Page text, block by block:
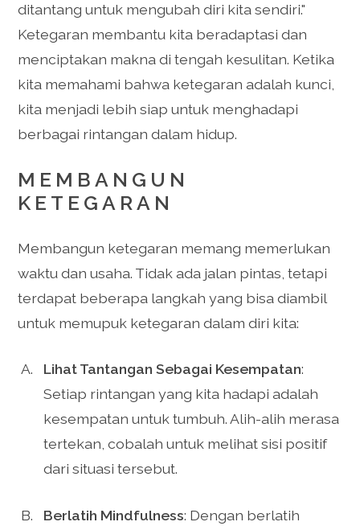
ditantang untuk mengubah diri kita sendiri."
Ketegaran membantu kita beradaptasi dan
menciptakan makna di tengah kesulitan. Ketika
kita memahami bahwa ketegaran adalah kunci,
kita menjadi lebih siap untuk menghadapi
berbagai rintangan dalam hidup.
MEMBANGUN
KETEGARAN
Membangun ketegaran memang memerlukan
waktu dan usaha. Tidak ada jalan pintas, tetapi
terdapat beberapa langkah yang bisa diambil
untuk memupuk ketegaran dalam diri kita:
Lihat Tantangan Sebagai Kesempatan:
Setiap rintangan yang kita hadapi adalah
kesempatan untuk tumbuh. Alih-alih merasa
tertekan, cobalah untuk melihat sisi positif
dari situasi tersebut.
Berlatih Mindfulness: Dengan berlatih